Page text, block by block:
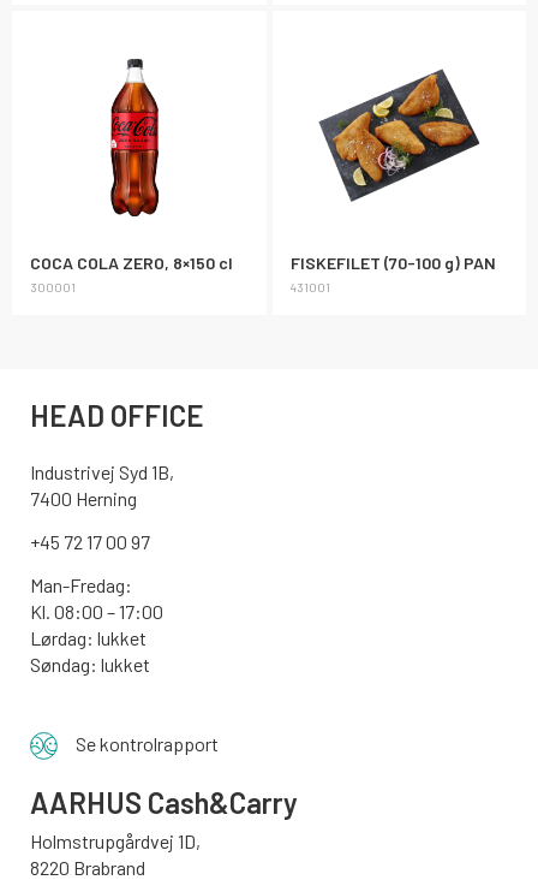
COCA COLA ZERO, 8×150 cl
300001
FISKEFILET (70-100 g) PAN
431001
HEAD OFFICE
Industrivej Syd 1B,
7400 Herning
+45 72 17 00 97
Man-Fredag:
Kl. 08:00 – 17:00
Lørdag: lukket
Søndag: lukket
Se kontrolrapport
AARHUS Cash&Carry
Holmstrupgårdvej 1D,
8220 Brabrand